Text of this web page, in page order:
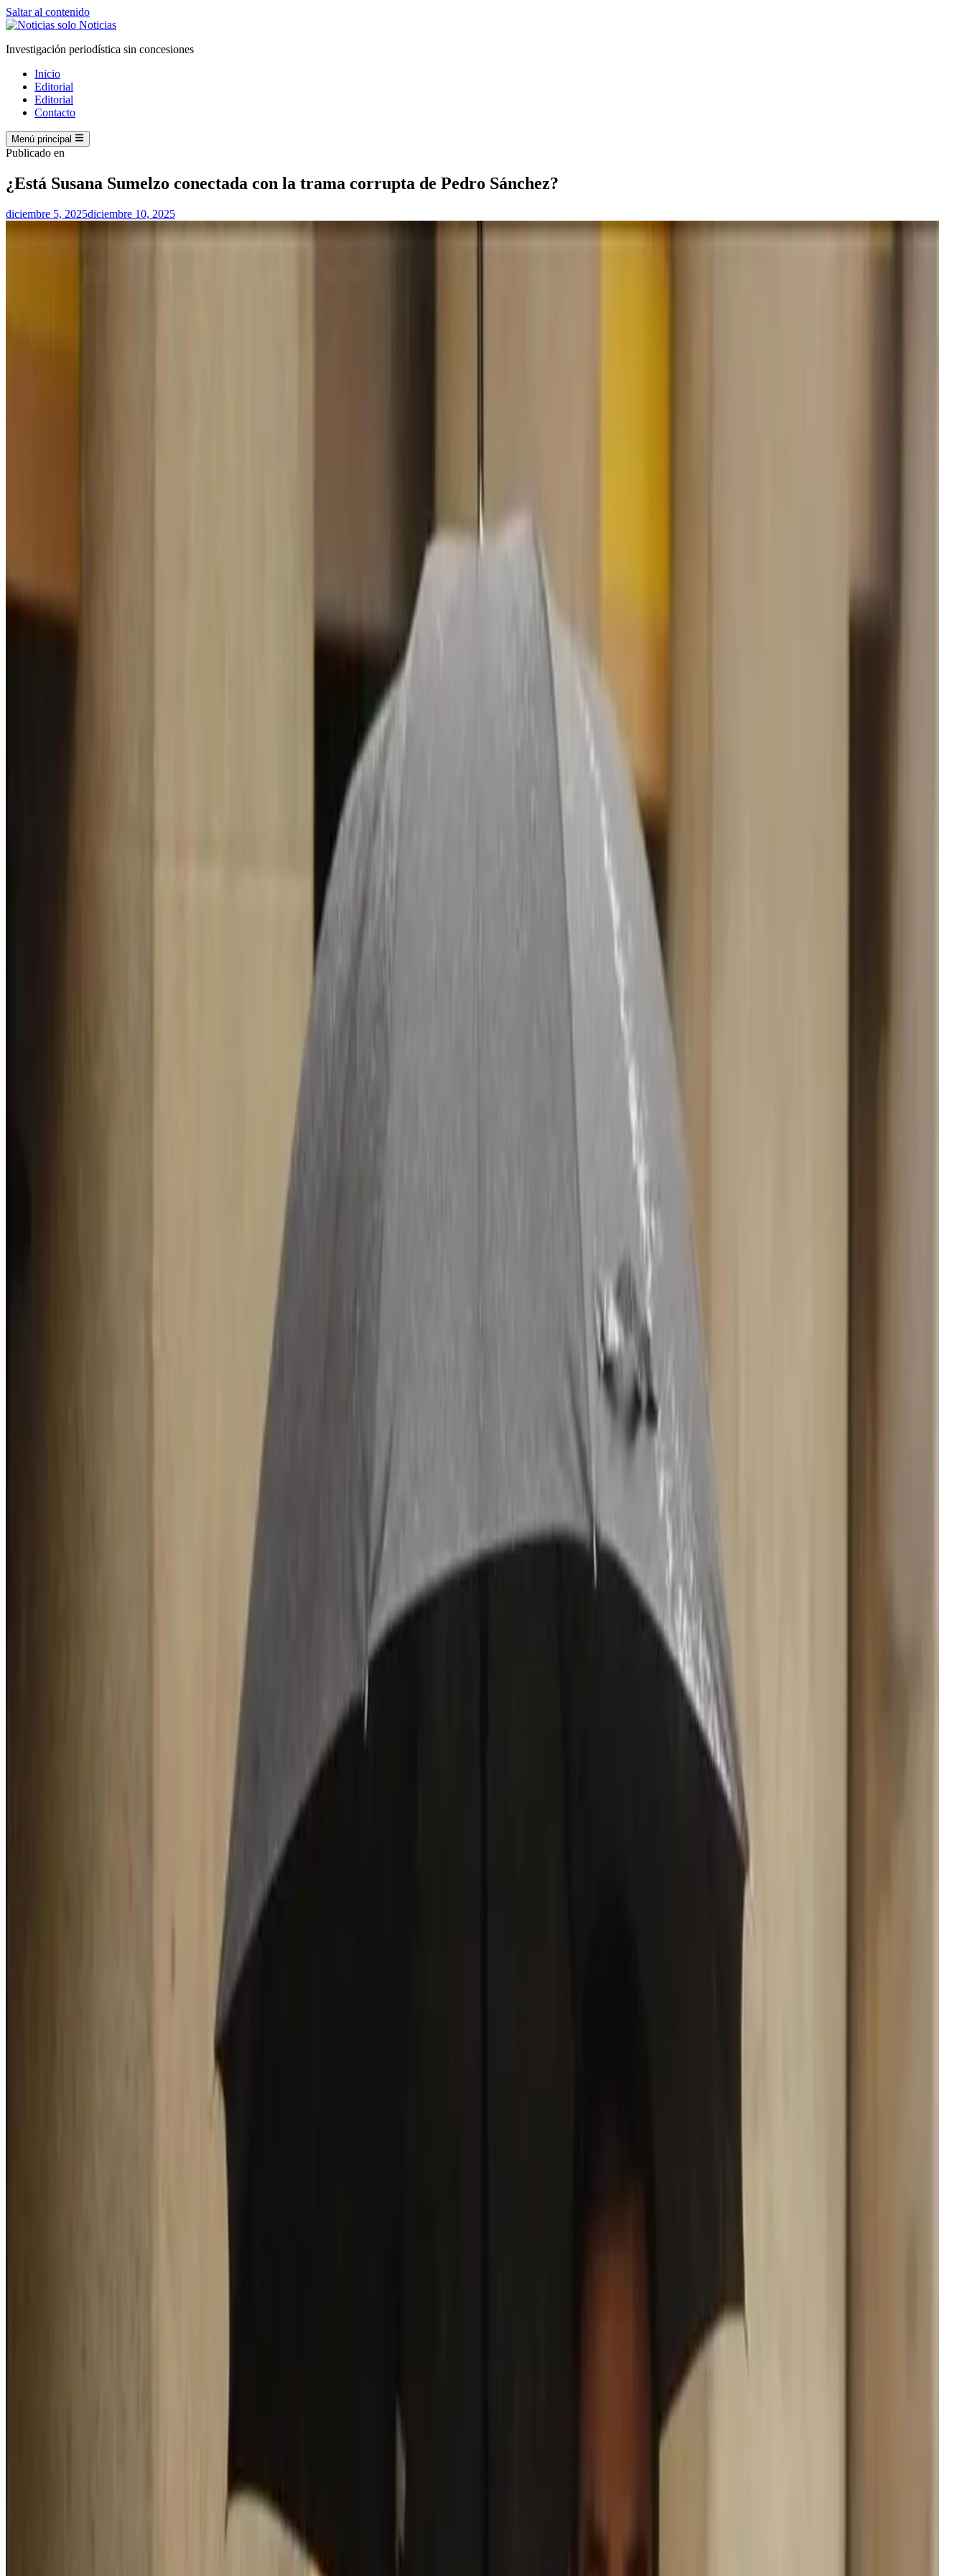
Saltar al contenido
Investigación periodística sin concesiones
Inicio
Editorial
Editorial
Contacto
Menú principal
Publicado en
¿Está Susana Sumelzo conectada con la trama corrupta de Pedro Sánchez?
diciembre 5, 2025diciembre 10, 2025